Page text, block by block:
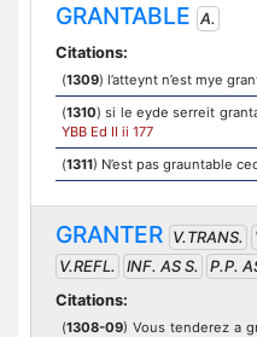
GRANTABLE A.
Citations:
(1309) l’atteynt n’est mye
(1310) si le eyde serreit
YBB Ed II ii 177
(1311) N’est pas grauntable
GRANTER V.TRANS.
V.REFL.
INF. AS S.
P.P.
Citations:
(1308-09) Vous tenderez a